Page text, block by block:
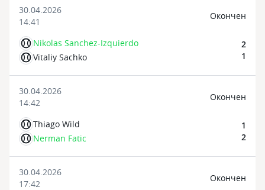
30.04.2026
14:41
Nikolas Sanchez-Izquierdo
Vitaliy Sachko
Oкончен
2
1
30.04.2026
14:42
Thiago Wild
Nerman Fatic
Oкончен
1
2
30.04.2026
17:42
Oкончен